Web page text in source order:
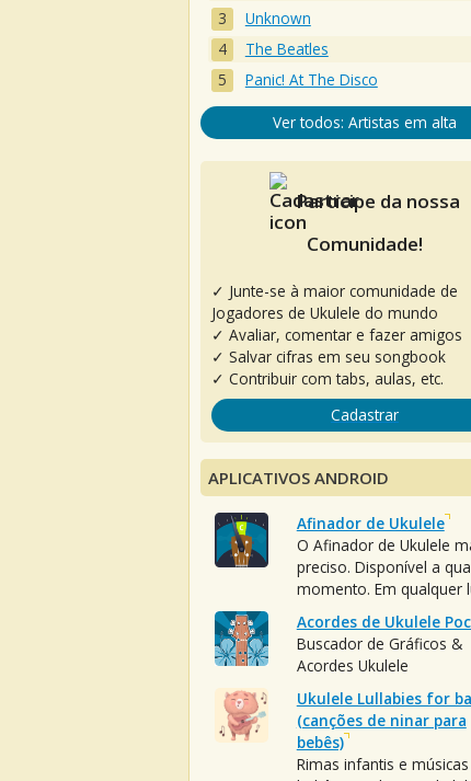
Unknown
The Beatles
Panic! At The Disco
Ver todos: Artistas em alta
Participe da nossa
Comunidade!
✓ Junte-se à maior comunidade de
Jogadores de Ukulele do mundo
✓ Avaliar, comentar e fazer amigos
✓ Salvar cifras em seu songbook
✓ Contribuir com tabs, aulas, etc.
Cadastrar
APLICATIVOS ANDROID
Afinador de Ukulele
O Afinador de Ukulele
preciso. Disponível a
momento. Em qualquer
Acordes de Ukulele
Buscador de Gráficos &
Acordes Ukulele
Ukulele Lullabies for
(canções de ninar para
bebês)
Rimas infantis e